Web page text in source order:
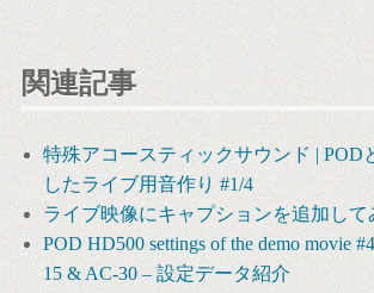
関連記事
特殊アコースティックサウンド | POD
したライブ用音作り #1/4
ライブ映像にキャプションを追加して
POD HD500 settings of the demo movie
15 & AC-30 – 設定データ紹介